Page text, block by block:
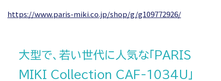
https://www.paris-miki.co.jp/shop/g/g109772926/
大型で、若い世代に人気な「PARIS
MIKI Collection CAF-1034U」